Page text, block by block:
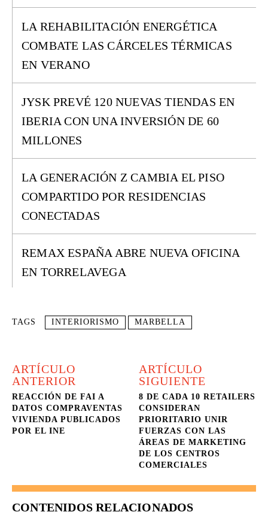
LA REHABILITACIÓN ENERGÉTICA
COMBATE LAS CÁRCELES TÉRMICAS
EN VERANO
JYSK PREVÉ 120 NUEVAS TIENDAS EN
IBERIA CON UNA INVERSIÓN DE 60
MILLONES
LA GENERACIÓN Z CAMBIA EL PISO
COMPARTIDO POR RESIDENCIAS
CONECTADAS
REMAX ESPAÑA ABRE NUEVA OFICINA
EN TORRELAVEGA
TAGS INTERIORISMO MARBELLA
ARTÍCULO
ANTERIOR
REACCIÓN DE FAI A
DATOS COMPRAVENTAS
VIVIENDA PUBLICADOS
POR EL INE
ARTÍCULO
SIGUIENTE
8 DE CADA 10 RETAILERS
CONSIDERAN
PRIORITARIO UNIR
FUERZAS CON LAS
ÁREAS DE MARKETING
DE LOS CENTROS
COMERCIALES
CONTENIDOS RELACIONADOS